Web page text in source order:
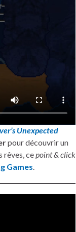
Unexpected
pour découvrir un
rêves, cepoint & click
Games.